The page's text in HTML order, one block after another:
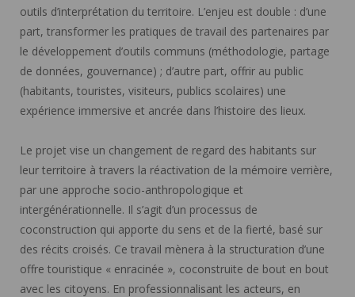
outils d’interprétation du territoire. L’enjeu est double : d’une
part, transformer les pratiques de travail des partenaires par
le développement d’outils communs (méthodologie, partage
de données, gouvernance) ; d’autre part, offrir au public
(habitants, touristes, visiteurs, publics scolaires) une
expérience immersive et ancrée dans l’histoire des lieux.
Le projet vise un changement de regard des habitants sur
leur territoire à travers la réactivation de la mémoire verrière,
par une approche socio-anthropologique et
intergénérationnelle. Il s’agit d’un processus de
coconstruction qui apporte du sens et de la fierté, basé sur
des récits croisés. Ce travail mènera à la structuration d’une
offre touristique « enracinée », coconstruite de bout en bout
avec les citoyens. En professionnalisant les acteurs, en